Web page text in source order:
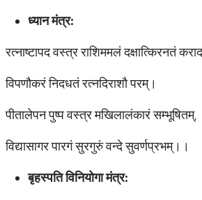
ध्यान मंत्र:
रत्नाष्टापद वस्त्र राशिममलं दक्षात्किरनतं
विपणौकरं निदधतं रत्नदिराशौ परम्।
पीतालेपन पुष्प वस्त्र मखिलालंकारं सम्भूषितम्,
विद्यासागर पारगं सुरगुरुं वन्दे सुवर्णप्रभम्।।
बृहस्पति विनियोगा मंत्र: